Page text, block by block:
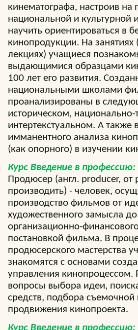
кинематографа, настроив на
национальной и культурной
научить ориентироваться в
кинопродукции. На занятиях
лекциях) учащиеся
выдающимися образцами
100 лет его развития.
национальными школами
проанализированы в
историческом, национально-
интертекстуальном. А также
имманентного анализа
(как опорного) в изучении
Курс Введение в
Продюсер (англ. producer,
производить) - человек,
производство фильмов от
художественного замысла до
организационно-
постановкой фильма. В
продюсерского мастерства
знакомятся с основами
управления кинопроцессом.
вопросы выбора идеи,
средств, подбора съемочной
продвижения кинопроекта.
Курс Введение в